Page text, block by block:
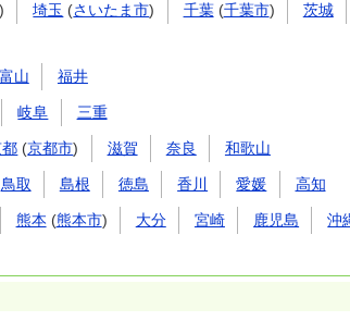
) 埼玉 (さいたま市) 千葉(千葉市) 茨城
富山 福井
岐阜 三重
(京都市) 滋賀 奈良 和歌山
鳥取 島根 徳島 香川 愛媛 高知
熊本 (熊本市) 大分 宮崎 鹿児島 沖